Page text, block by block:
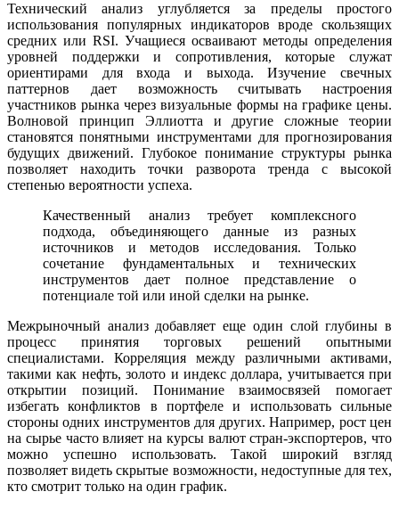
Технический анализ углубляется за пределы простого
использования популярных индикаторов вроде скользящих
средних или RSI. Учащиеся осваивают методы определения
уровней поддержки и сопротивления, которые служат
ориентирами для входа и выхода. Изучение свечных
паттернов дает возможность считывать настроения
участников рынка через визуальные формы на графике цены.
Волновой принцип Эллиотта и другие сложные теории
становятся понятными инструментами для прогнозирования
будущих движений. Глубокое понимание структуры рынка
позволяет находить точки разворота тренда с высокой
степенью вероятности успеха.
Качественный анализ требует комплексного
подхода, объединяющего данные из разных
источников и методов исследования. Только
сочетание фундаментальных и технических
инструментов дает полное представление о
потенциале той или иной сделки на рынке.
Межрыночный анализ добавляет еще один слой глубины в
процесс принятия торговых решений опытными
специалистами. Корреляция между различными активами,
такими как нефть, золото и индекс доллара, учитывается при
открытии позиций. Понимание взаимосвязей помогает
избегать конфликтов в портфеле и использовать сильные
стороны одних инструментов для других. Например, рост цен
на сырье часто влияет на курсы валют стран-экспортеров, что
можно успешно использовать. Такой широкий взгляд
позволяет видеть скрытые возможности, недоступные для тех,
кто смотрит только на один график.